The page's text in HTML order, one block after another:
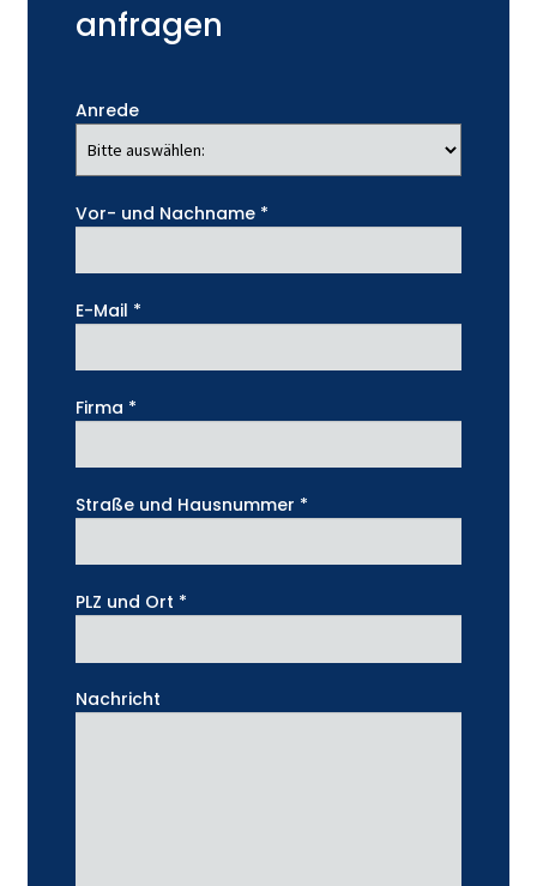
anfragen
Anrede
Vor- und Nachname *
E-Mail *
Firma *
Straße und Hausnummer *
PLZ und Ort *
Nachricht